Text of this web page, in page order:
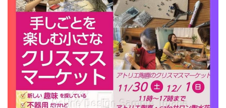
読者登録
教室スケジュール